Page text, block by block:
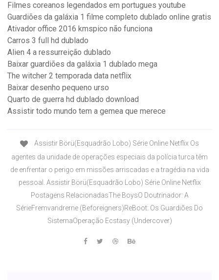
Filmes coreanos legendados em portugues youtube
Guardiões da galáxia 1 filme completo dublado online gratis
Ativador office 2016 kmspico não funciona
Carros 3 full hd dublado
Alien 4 a ressurreição dublado
Baixar guardiões da galáxia 1 dublado mega
The witcher 2 temporada data netflix
Baixar desenho pequeno urso
Quarto de guerra hd dublado download
Assistir todo mundo tem a gemea que merece
Assistir Börü(Esquadrão Lobo) Série Online Netflix Os
agentes da unidade de operações especiais da polícia turca têm
de enfrentar o perigo em missões arriscadas e a tragédia na vida
pessoal. Assistir Börü(Esquadrão Lobo) Série Online Netflix
Postagens RelacionadasThe BoysO Doutrinador: A
SérieFremvandrerne (Beforeigners)ReBoot: Os Guardiões Do
SistemaOperação Ecstasy (Undercover)